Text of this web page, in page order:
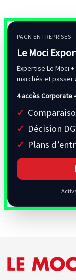
PACK ENTREPRISES
Le Moci
Expertise Le Moci
marchés et passer
4 accès Corporate
Décision
Plans